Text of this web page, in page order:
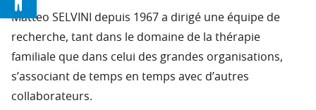
Matteo SELVINI depuis 1967 a dirigé une équipe de
recherche, tant dans le domaine de la thérapie
familiale que dans celui des grandes organisations,
s’associant de temps en temps avec d’autres
collaborateurs.